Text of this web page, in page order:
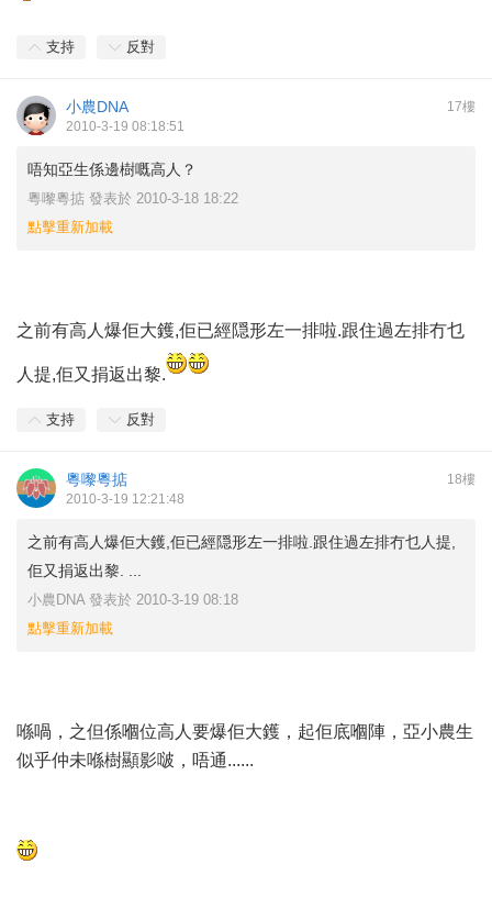
支持 反對
17樓
小農DNA
2010-3-19 08:18:51
唔知亞生係邊樹嘅高人？
粵嚟粵掂 發表於 2010-3-18 18:22
點擊重新加載
之前有高人爆佢大鑊,佢已經隠形左一排啦.跟住過左排冇乜
人提,佢又捐返出黎.
支持 反對
18樓
粵嚟粵掂
2010-3-19 12:21:48
之前有高人爆佢大鑊,佢已經隠形左一排啦.跟住過左排冇乜人提,
佢又捐返出黎. ...
小農DNA 發表於 2010-3-19 08:18
點擊重新加載
喺喎，之但係嗰位高人要爆佢大鑊，起佢底嗰陣，亞小農生
似乎仲未喺樹顯影啵，唔通......